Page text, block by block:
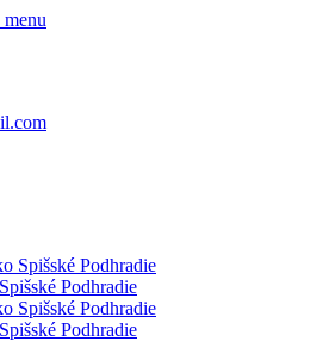
Spišské Podhradie
Spišské Podhradie